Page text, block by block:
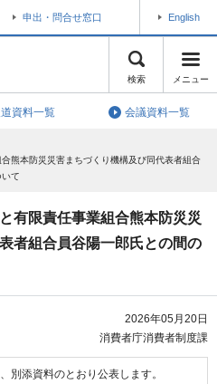
申出・問合せ窓口 English
メニュー
検索
資料一覧 会議資料一覧
熊本防災災害まちづくり機構及び同代表者組合
て
有限責任事業組合熊本防災災
者組合員谷陽一郎氏との間の
2026年05月20日
消費者庁消費者制度課
別添資料のとおり公表します。